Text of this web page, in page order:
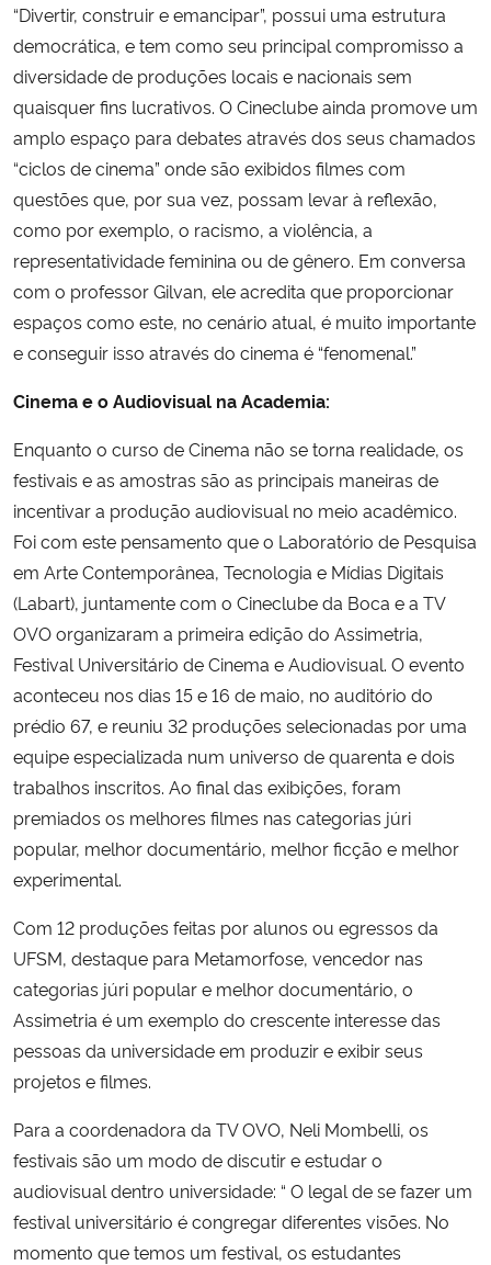
“Divertir, construir e emancipar”, possui uma estrutura
democrática, e tem como seu principal compromisso a
diversidade de produções locais e nacionais sem
quaisquer fins lucrativos. O Cineclube ainda promove um
amplo espaço para debates através dos seus chamados
“ciclos de cinema” onde são exibidos filmes com
questões que, por sua vez, possam levar à reflexão,
como por exemplo, o racismo, a violência, a
representatividade feminina ou de gênero. Em conversa
com o professor Gilvan, ele acredita que proporcionar
espaços como este, no cenário atual, é muito importante
e conseguir isso através do cinema é “fenomenal.”
Cinema e o Audiovisual na Academia:
Enquanto o curso de Cinema não se torna realidade, os
festivais e as amostras são as principais maneiras de
incentivar a produção audiovisual no meio acadêmico.
Foi com este pensamento que o Laboratório de Pesquisa
em Arte Contemporânea, Tecnologia e Mídias Digitais
(Labart), juntamente com o Cineclube da Boca e a TV
OVO organizaram a primeira edição do Assimetria,
Festival Universitário de Cinema e Audiovisual. O evento
aconteceu nos dias 15 e 16 de maio, no auditório do
prédio 67, e reuniu 32 produções selecionadas por uma
equipe especializada num universo de quarenta e dois
trabalhos inscritos. Ao final das exibições, foram
premiados os melhores filmes nas categorias júri
popular, melhor documentário, melhor ficção e melhor
experimental.
Com 12 produções feitas por alunos ou egressos da
UFSM, destaque para Metamorfose, vencedor nas
categorias júri popular e melhor documentário, o
Assimetria é um exemplo do crescente interesse das
pessoas da universidade em produzir e exibir seus
projetos e filmes.
Para a coordenadora da TV OVO, Neli Mombelli, os
festivais são um modo de discutir e estudar o
audiovisual dentro universidade: “ O legal de se fazer um
festival universitário é congregar diferentes visões. No
momento que temos um festival, os estudantes